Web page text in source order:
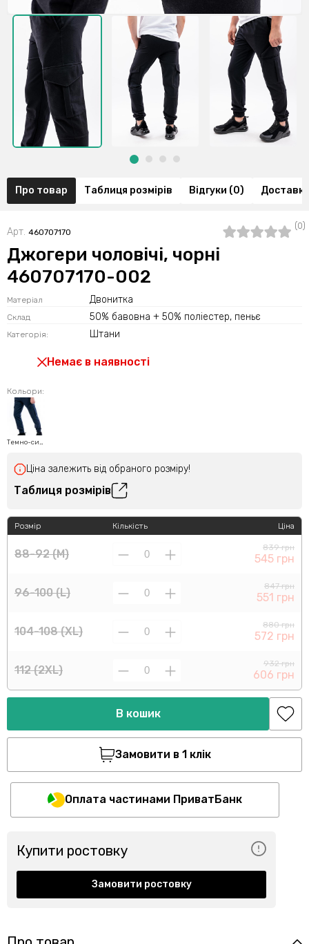
Про товар Таблиця розмірів Відгуки (0)
Арт. 460707170
(0)
Джогери чоловічі, чорні
460707170-002
Матеріал Двонитка
Склад 50% бавовна + 50% поліестер, пеньє
Категорія: Штани
Немає в наявності
Кольори:
Темно-синій
Ціна залежить від обраного розміру!
Таблиця розмірів
Розмір
88-92 (M)
96-100 (L)
104-108 (XL)
112 (2XL)
Кількість Ціна
839 грн
545 грн
847 грн
551 грн
880 грн
572 грн
932 грн
606 грн
В кошик
Замовити в 1 клік
Оплата частинами ПриватБанк
Купити ростовку
Замовити ростовку